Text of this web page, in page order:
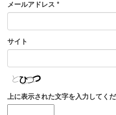
メールアドレス *
サイト
上に表示された文字を入力してくだ